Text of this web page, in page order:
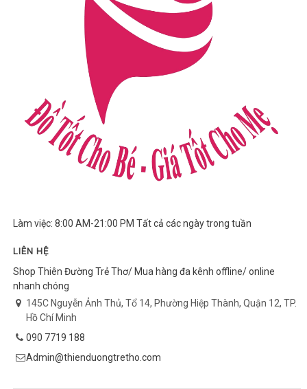
Làm việc: 8:00 AM-21:00 PM Tất cả các ngày trong tuần
LIÊN HỆ
Shop Thiên Đường Trẻ Thơ/ Mua hàng đa kênh offline/ online
nhanh chóng
145C Nguyễn Ảnh Thủ, Tổ 14, Phường Hiệp Thành, Quận 12, TP.
Hồ Chí Minh
090 7719 188
Admin@thienduongtretho.com